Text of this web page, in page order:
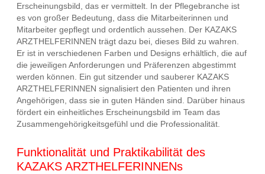
Erscheinungsbild, das er vermittelt. In der Pflegebranche ist
es von großer Bedeutung, dass die Mitarbeiterinnen und
Mitarbeiter gepflegt und ordentlich aussehen. Der KAZAKS
ARZTHELFERINNEN trägt dazu bei, dieses Bild zu wahren.
Er ist in verschiedenen Farben und Designs erhältlich, die auf
die jeweiligen Anforderungen und Präferenzen abgestimmt
werden können. Ein gut sitzender und sauberer KAZAKS
ARZTHELFERINNEN signalisiert den Patienten und ihren
Angehörigen, dass sie in guten Händen sind. Darüber hinaus
fördert ein einheitliches Erscheinungsbild im Team das
Zusammengehörigkeitsgefühl und die Professionalität.
Funktionalität und Praktikabilität des
KAZAKS ARZTHELFERINNENs